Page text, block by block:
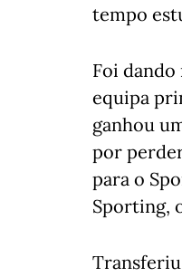
tempo
Foi dando
equipa
ganhou
por
para o
Sporting,